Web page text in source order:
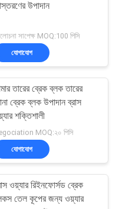
উপাদান
সাপেক্ষ MOQ:100 পিসি
যোগাযোগ
তারের ব্রেক ব্লক তারের
ব্রেক ব্লক উপাদান ব্রাস
শক্তিশালী
MOQ:২০ পিসি
যোগাযোগ
ওয়্যার রিইনফোর্সড ব্রেক
তেল কূপের জন্য ওয়্যার